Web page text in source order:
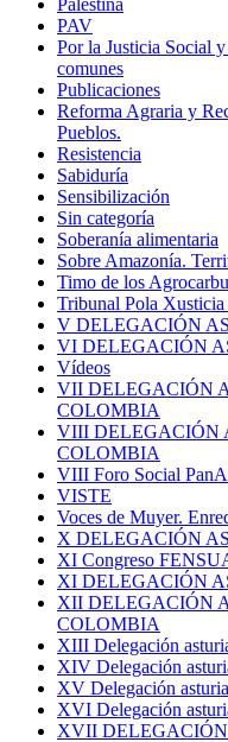
PAV
Por la Justicia Social
comunes
Publicaciones
Reforma Agraria y
Pueblos.
Resistencia
Sabiduría
Sensibilización
Sin categoría
Soberanía alimentaria
Sobre Amazonía.
Timo de los
Tribunal Pola
V DELEGACIÓN
VI DELEGACIÓN
Vídeos
VII DELEGACIÓN
COLOMBIA
VIII DELEGACIÓN
COLOMBIA
VIII Foro Social
VISTE
Voces de Muyer.
X DELEGACIÓN
XI Congreso
XI DELEGACIÓN
XII DELEGACIÓN
COLOMBIA
XIII Delegación
XIV Delegación
XV Delegación
XVI Delegación
XVII